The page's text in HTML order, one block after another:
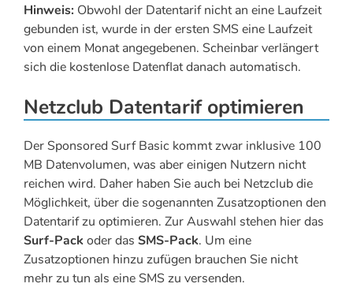
Hinweis: Obwohl der Datentarif nicht an eine Laufzeit
gebunden ist, wurde in der ersten SMS eine Laufzeit
von einem Monat angegebenen. Scheinbar verlängert
sich die kostenlose Datenflat danach automatisch.
Netzclub Datentarif optimieren
Der Sponsored Surf Basic kommt zwar inklusive 100
MB Datenvolumen, was aber einigen Nutzern nicht
reichen wird. Daher haben Sie auch bei Netzclub die
Möglichkeit, über die sogenannten Zusatzoptionen den
Datentarif zu optimieren. Zur Auswahl stehen hier das
Surf-Packoder das SMS-Pack. Um eine
Zusatzoptionen hinzu zufügen brauchen Sie nicht
mehr zu tun als eine SMS zu versenden.